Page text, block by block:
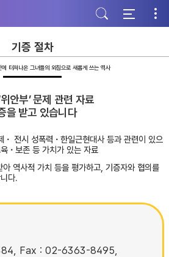
기증 절차
에 터져나온 그녀들의 외침으로 새롭게 쓰는 역사
안부’ 문제 관련 자료
을 받고 있습니다
・ 전시 성폭력・한일근현대사 등과 관련이 있으
・보존 등 가치가 있는 자료
역사적 가치 등을 평가하고, 기증자와 협의를
다.
Fax : 02-6363-8495,